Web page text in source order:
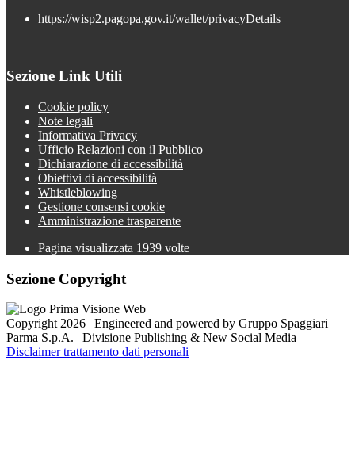
https://wisp2.pagopa.gov.it/wallet/privacyDetails
Sezione Link Utili
Cookie policy
Note legali
Informativa Privacy
Ufficio Relazioni con il Pubblico
Dichiarazione di accessibilità
Obiettivi di accessibilità
Whistleblowing
Gestione consensi cookie
Amministrazione trasparente
Pagina visualizzata 1939 volte
Sezione Copyright
Copyright 2026 | Engineered and powered by Gruppo Spaggiari
Parma S.p.A. | Divisione Publishing & New Social Media
Disclaimer trattamento dati personali